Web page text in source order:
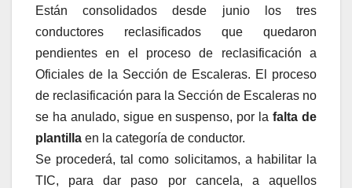
Están consolidados desde junio los tres
conductores reclasificados que quedaron
pendientes en el proceso de reclasificación a
Oficiales de la Sección de Escaleras. El proceso
de reclasificación para la Sección de Escaleras no
se ha anulado, sigue en suspenso, por lafalta de
plantilla en la categoría de conductor.
Se procederá, tal como solicitamos, a habilitar la
TIC, para dar paso por cancela, a aquellos